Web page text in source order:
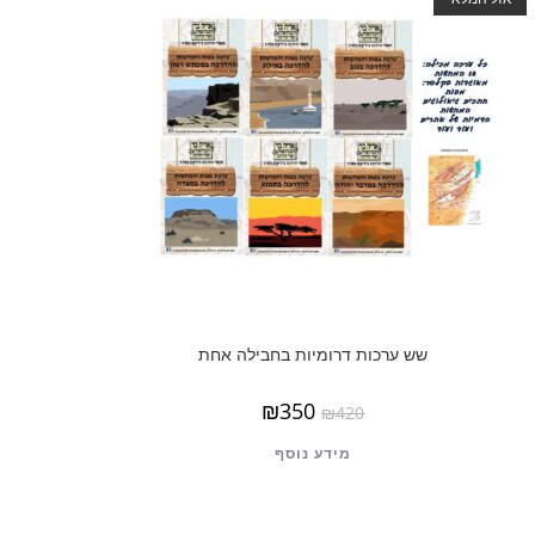
שש ערכות דרומיות בחבילה אחת
₪420
₪350
מידע נוסף